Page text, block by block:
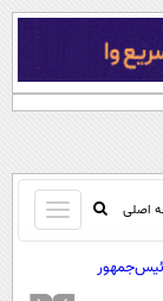
اصلی
باز
و